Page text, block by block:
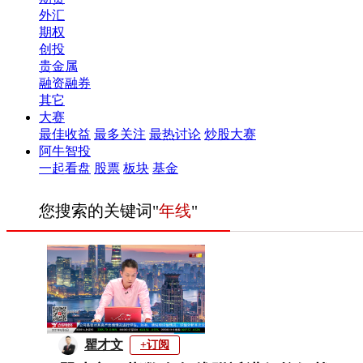
外汇
期权
创投
贵金属
融资融券
其它
大赛
最佳收益 最多关注 最热讨论 炒股大赛
阿牛智投
一起看盘 股票 板块 基金
您搜索的关键词"年线"
瞿才文 +订阅